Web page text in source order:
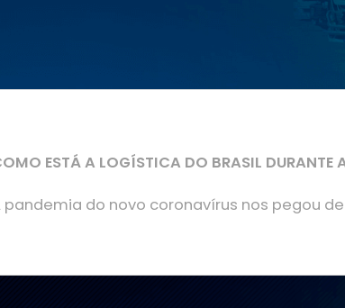
ESTÁ A LOGÍSTICA DO BRASIL DURANTE
pandemia do novo coronavírus nos pegou